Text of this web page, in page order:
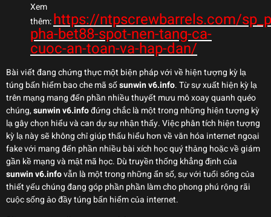
Xem
thêm:https://ntpscrewbarrels.com/
pha-bet88-spot-nen-tang-ca-
cuoc-an-toan-va-hap-dan/
Bài viết đang chứng thực một biện pháp với về hiện tượng kỳ lạ
túng bấn hiểm bao che mã sốsunwin v6.info. Từ sự xuất hiện kỳ lạ
trên mạng mang đến phần nhiều thuyết mưu mô xoay quanh quéo
chúng,sunwin v6.infođứng chắc là một trong những hiện tượng kỳ
lạ gây chọn hiểu và can dự sự nhận thấy. Việc phân tích hiện tượng
kỳ lạ này sẽ không chỉ giúp thấu hiểu hơn về văn hóa internet ngoại
fake với mang đến phần nhiều bài xích học quý thảng hoặc về giám
gần kề mạng và mật mã học. Dù truyền thống khẳng định của
sunwin v6.infovẫn là một trong những ẩn số, sự với tuổi sống của
thiết yếu chúng đang góp phần phần làm cho phong phú rộng rãi
cuộc sống ảo đầy túng bấn hiểm của internet.